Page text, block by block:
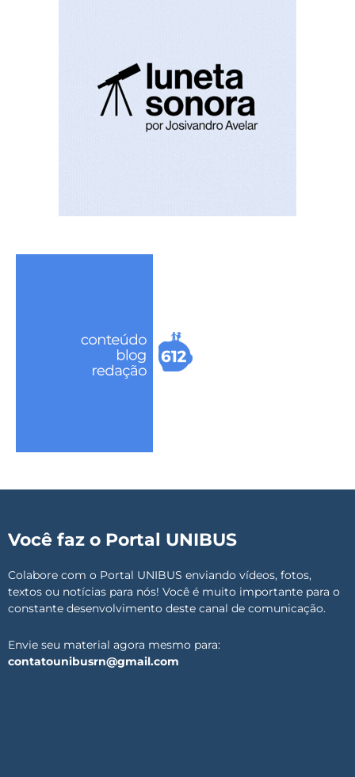
Você faz o Portal UNIBUS
Colabore com o Portal UNIBUS enviando vídeos, fotos,
textos ou notícias para nós! Você é muito importante para o
constante desenvolvimento deste canal de comunicação.
Envie seu material agora mesmo para:
contatounibusrn@gmail.com